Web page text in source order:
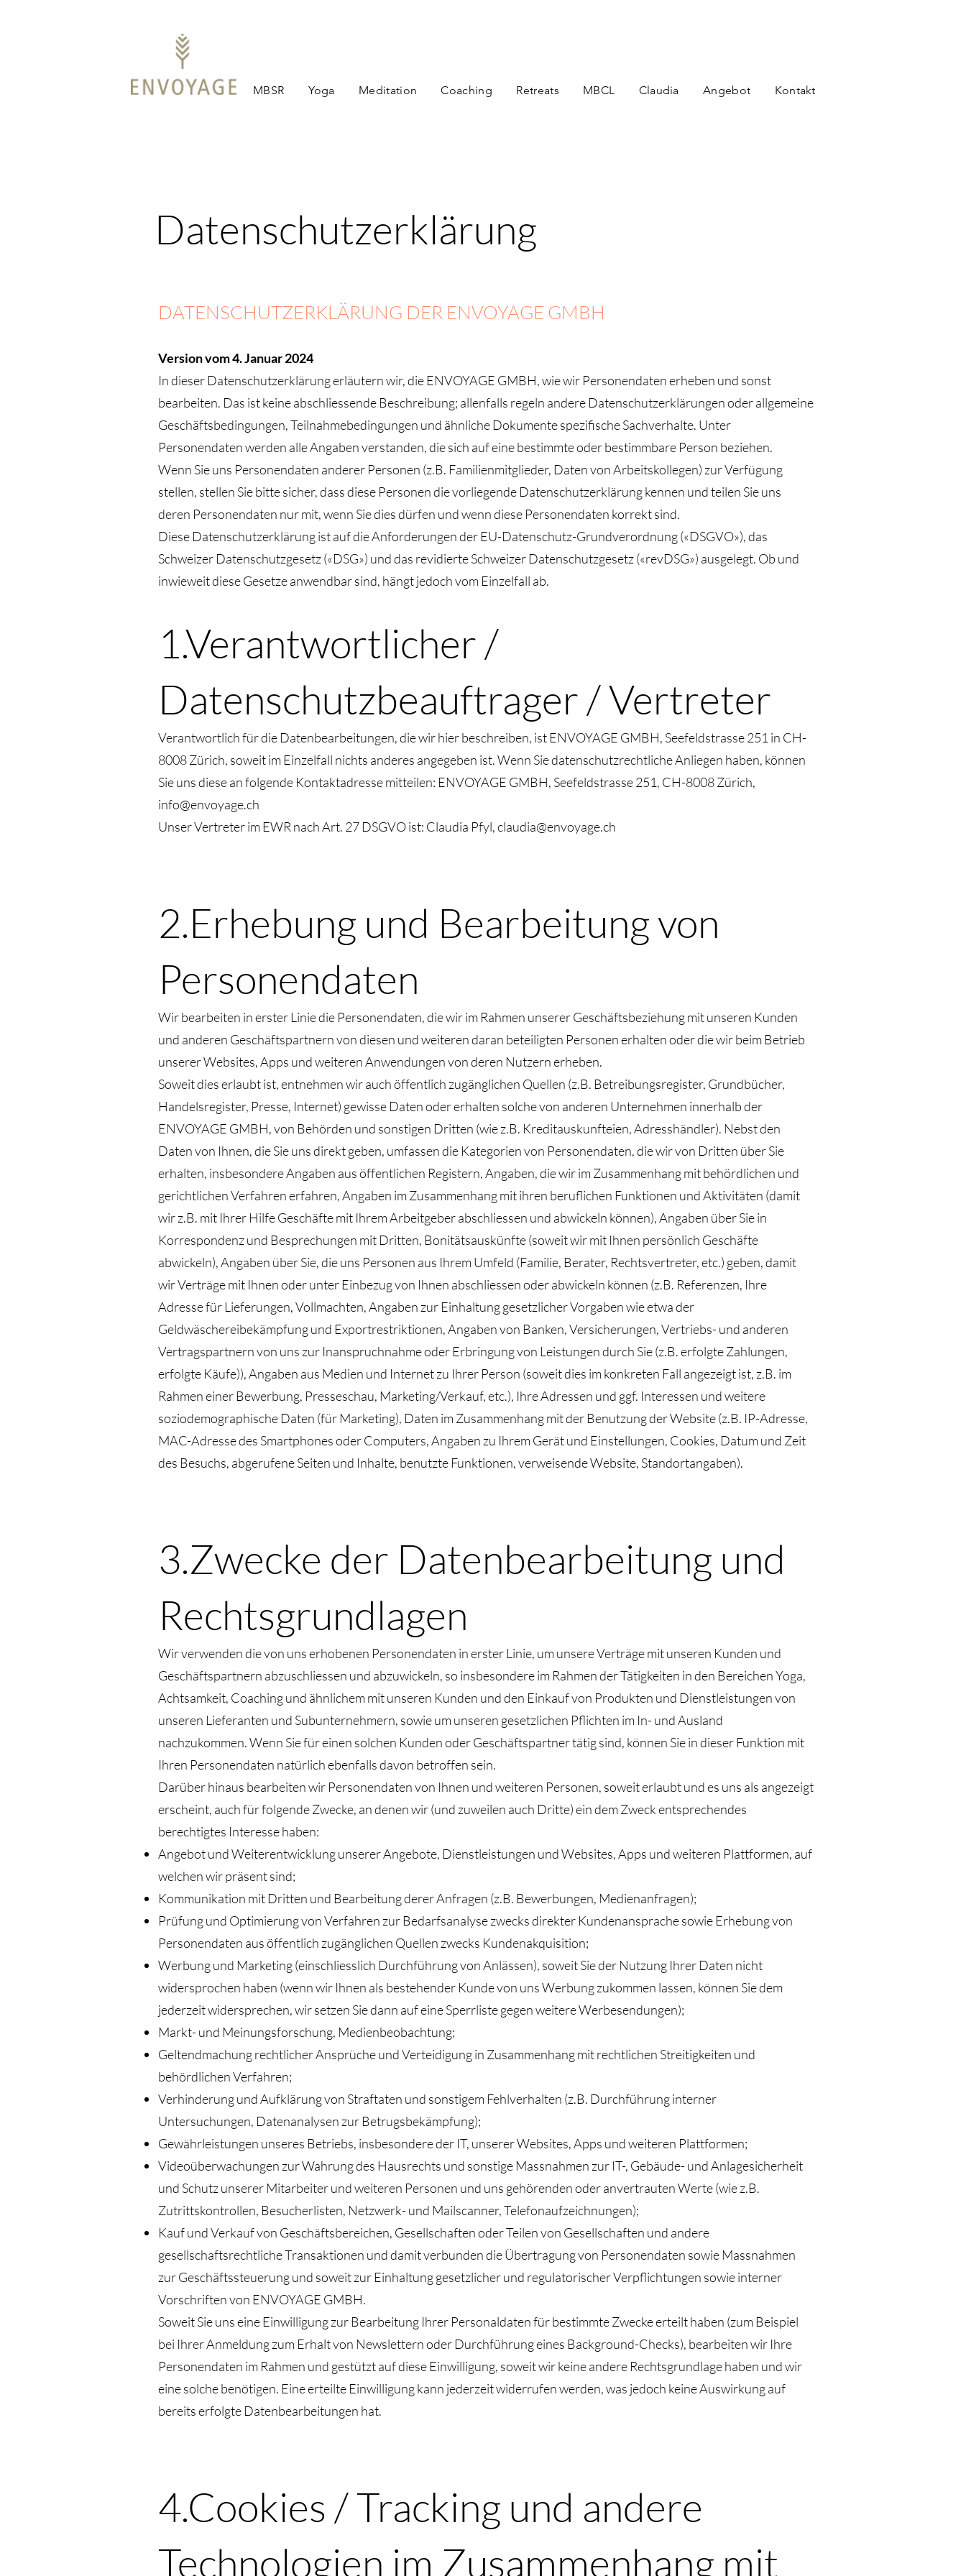
MBSR Yoga Meditation Coaching Retreats MBCL Claudia Angebot Kontakt
Datenschutzerklärung
DATENSCHUTZERKLÄRUNG DER ENVOYAGE GMBH
Version vom 4. Januar 2024
In dieser Datenschutzerklärung erläutern wir, die ENVOYAGE GMBH, wie wir Personendaten erheben und sonst
bearbeiten. Das ist keine abschliessende Beschreibung; allenfalls regeln andere Datenschutzerklärungen oder allgemeine
Geschäftsbedingungen, Teilnahmebedingungen und ähnliche Dokumente spezifische Sachverhalte. Unter
Personendaten werden alle Angaben verstanden, die sich auf eine bestimmte oder bestimmbare Person beziehen.
Wenn Sie uns Personendaten anderer Personen (z.B. Familienmitglieder, Daten von Arbeitskollegen) zur Verfügung
stellen, stellen Sie bitte sicher, dass diese Personen die vorliegende Datenschutzerklärung kennen und teilen Sie uns
deren Personendaten nur mit, wenn Sie dies dürfen und wenn diese Personendaten korrekt sind.
Diese Datenschutzerklärung ist auf die Anforderungen der EU-Datenschutz-Grundverordnung («DSGVO»), das
Schweizer Datenschutzgesetz («DSG») und das revidierte Schweizer Datenschutzgesetz («revDSG») ausgelegt. Ob und
inwieweit diese Gesetze anwendbar sind, hängt jedoch vom Einzelfall ab.
1.Verantwortlicher /
Datenschutzbeauftrager / Vertreter
Verantwortlich für die Datenbearbeitungen, die wir hier beschreiben, ist ENVOYAGE GMBH, Seefeldstrasse 251 in CH-
8008 Zürich, soweit im Einzelfall nichts anderes angegeben ist. Wenn Sie datenschutzrechtliche Anliegen haben, können
Sie uns diese an folgende Kontaktadresse mitteilen: ENVOYAGE GMBH, Seefeldstrasse 251, CH-8008 Zürich,
info@envoyage.ch
Unser Vertreter im EWR nach Art. 27 DSGVO ist: Claudia Pfyl,claudia@envoyage.ch
2.Erhebung und Bearbeitung von
Personendaten
Wir bearbeiten in erster Linie die Personendaten, die wir im Rahmen unserer Geschäftsbeziehung mit unseren Kunden
und anderen Geschäftspartnern von diesen und weiteren daran beteiligten Personen erhalten oder die wir beim Betrieb
unserer Websites, Apps und weiteren Anwendungen von deren Nutzern erheben.
Soweit dies erlaubt ist, entnehmen wir auch öffentlich zugänglichen Quellen (z.B. Betreibungsregister, Grundbücher,
Handelsregister, Presse, Internet) gewisse Daten oder erhalten solche von anderen Unternehmen innerhalb der
ENVOYAGE GMBH, von Behörden und sonstigen Dritten (wie z.B. Kreditauskunfteien, Adresshändler). Nebst den
Daten von Ihnen, die Sie uns direkt geben, umfassen die Kategorien von Personendaten, die wir von Dritten über Sie
erhalten, insbesondere Angaben aus öffentlichen Registern, Angaben, die wir im Zusammenhang mit behördlichen und
gerichtlichen Verfahren erfahren, Angaben im Zusammenhang mit ihren beruflichen Funktionen und Aktivitäten (damit
wir z.B. mit Ihrer Hilfe Geschäfte mit Ihrem Arbeitgeber abschliessen und abwickeln können), Angaben über Sie in
Korrespondenz und Besprechungen mit Dritten, Bonitätsauskünfte (soweit wir mit Ihnen persönlich Geschäfte
abwickeln), Angaben über Sie, die uns Personen aus Ihrem Umfeld (Familie, Berater, Rechtsvertreter, etc.) geben, damit
wir Verträge mit Ihnen oder unter Einbezug von Ihnen abschliessen oder abwickeln können (z.B. Referenzen, Ihre
Adresse für Lieferungen, Vollmachten, Angaben zur Einhaltung gesetzlicher Vorgaben wie etwa der
Geldwäschereibekämpfung und Exportrestriktionen, Angaben von Banken, Versicherungen, Vertriebs- und anderen
Vertragspartnern von uns zur Inanspruchnahme oder Erbringung von Leistungen durch Sie (z.B. erfolgte Zahlungen,
erfolgte Käufe)), Angaben aus Medien und Internet zu Ihrer Person (soweit dies im konkreten Fall angezeigt ist, z.B. im
Rahmen einer Bewerbung, Presseschau, Marketing/Verkauf, etc.), Ihre Adressen und ggf. Interessen und weitere
soziodemographische Daten (für Marketing), Daten im Zusammenhang mit der Benutzung der Website (z.B. IP-Adresse,
MAC-Adresse des Smartphones oder Computers, Angaben zu Ihrem Gerät und Einstellungen, Cookies, Datum und Zeit
des Besuchs, abgerufene Seiten und Inhalte, benutzte Funktionen, verweisende Website, Standortangaben).
3.Zwecke der Datenbearbeitung und
Rechtsgrundlagen
Wir verwenden die von uns erhobenen Personendaten in erster Linie, um unsere Verträge mit unseren Kunden und
Geschäftspartnern abzuschliessen und abzuwickeln, so insbesondere im Rahmen der Tätigkeiten in den Bereichen Yoga,
Achtsamkeit, Coaching und ähnlichem mit unseren Kunden und den Einkauf von Produkten und Dienstleistungen von
unseren Lieferanten und Subunternehmern, sowie um unseren gesetzlichen Pflichten im In- und Ausland
nachzukommen. Wenn Sie für einen solchen Kunden oder Geschäftspartner tätig sind, können Sie in dieser Funktion mit
Ihren Personendaten natürlich ebenfalls davon betroffen sein.
Darüber hinaus bearbeiten wir Personendaten von Ihnen und weiteren Personen, soweit erlaubt und es uns als angezeigt
erscheint, auch für folgende Zwecke, an denen wir (und zuweilen auch Dritte) ein dem Zweck entsprechendes
berechtigtes Interesse haben:
Angebot und Weiterentwicklung unserer Angebote, Dienstleistungen und Websites, Apps und weiteren Plattformen, auf
welchen wir präsent sind;
Kommunikation mit Dritten und Bearbeitung derer Anfragen (z.B. Bewerbungen, Medienanfragen);
Prüfung und Optimierung von Verfahren zur Bedarfsanalyse zwecks direkter Kundenansprache sowie Erhebung von
Personendaten aus öffentlich zugänglichen Quellen zwecks Kundenakquisition;
Werbung und Marketing (einschliesslich Durchführung von Anlässen), soweit Sie der Nutzung Ihrer Daten nicht
widersprochen haben (wenn wir Ihnen als bestehender Kunde von uns Werbung zukommen lassen, können Sie dem
jederzeit widersprechen, wir setzen Sie dann auf eine Sperrliste gegen weitere Werbesendungen);
Markt- und Meinungsforschung, Medienbeobachtung;
Geltendmachung rechtlicher Ansprüche und Verteidigung in Zusammenhang mit rechtlichen Streitigkeiten und
behördlichen Verfahren;
Verhinderung und Aufklärung von Straftaten und sonstigem Fehlverhalten (z.B. Durchführung interner
Untersuchungen, Datenanalysen zur Betrugsbekämpfung);
Gewährleistungen unseres Betriebs, insbesondere der IT, unserer Websites, Apps und weiteren Plattformen;
Videoüberwachungen zur Wahrung des Hausrechts und sonstige Massnahmen zur IT-, Gebäude- und Anlagesicherheit
und Schutz unserer Mitarbeiter und weiteren Personen und uns gehörenden oder anvertrauten Werte (wie z.B.
Zutrittskontrollen, Besucherlisten, Netzwerk- und Mailscanner, Telefonaufzeichnungen);
Kauf und Verkauf von Geschäftsbereichen, Gesellschaften oder Teilen von Gesellschaften und andere
gesellschaftsrechtliche Transaktionen und damit verbunden die Übertragung von Personendaten sowie Massnahmen
zur Geschäftssteuerung und soweit zur Einhaltung gesetzlicher und regulatorischer Verpflichtungen sowie interner
Vorschriften von ENVOYAGE GMBH.
Soweit Sie uns eine Einwilligung zur Bearbeitung Ihrer Personaldaten für bestimmte Zwecke erteilt haben (zum Beispiel
bei Ihrer Anmeldung zum Erhalt von Newslettern oder Durchführung eines Background-Checks), bearbeiten wir Ihre
Personendaten im Rahmen und gestützt auf diese Einwilligung, soweit wir keine andere Rechtsgrundlage haben und wir
eine solche benötigen. Eine erteilte Einwilligung kann jederzeit widerrufen werden, was jedoch keine Auswirkung auf
bereits erfolgte Datenbearbeitungen hat.
4.Cookies / Tracking und andere
Technologien im Zusammenhang mit